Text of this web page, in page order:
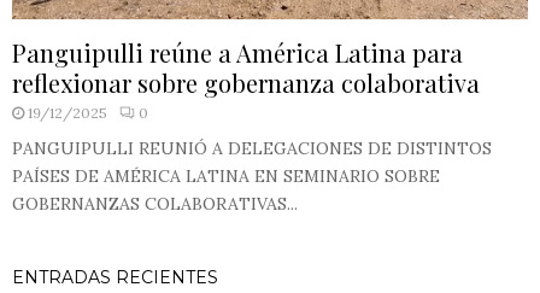
Panguipulli reúne a América Latina para
reflexionar sobre gobernanza colaborativa
19/12/2025 0
PANGUIPULLI REUNIÓ A DELEGACIONES DE DISTINTOS
PAÍSES DE AMÉRICA LATINA EN SEMINARIO SOBRE
GOBERNANZAS COLABORATIVAS...
ENTRADAS RECIENTES